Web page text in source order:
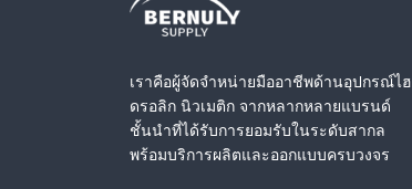
ท่อไฮดรอลิค (Honed Tube) และ
แกนไฮดรอลิค (Chrome Plated
ปั๊มไฮดรอลิค (Hydraulic Pumps)
อุปกรณ์ไฮดรอลิค (Accessories)
เราคือผู้จัดจำหน่ายมืออาชีพด้านอุปกรณ์ไฮ
ดรอลิก นิวเมติก จากหลากหลายแบรนด์
ชั้นนำที่ได้รับการยอมรับในระดับสากล
พร้อมบริการผลิตและออกแบบครบวงจร